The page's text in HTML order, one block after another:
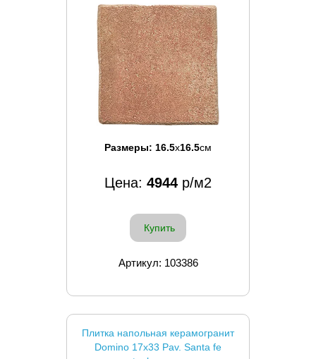
Размеры: 16.5x16.5см
Цена: 4944 р/м2
Купить
Артикул: 103386
Плитка напольная керамогранит
Domino 17x33 Pav. Santa fe